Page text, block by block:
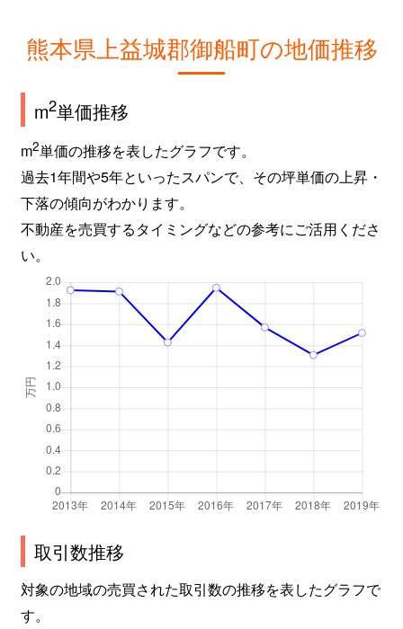
熊本県上益城郡御船町の地価推移
m2単価推移
m2単価の推移を表したグラフです。
過去1年間や5年といったスパンで、その坪単価の上昇・
下落の傾向がわかります。
不動産を売買するタイミングなどの参考にご活用くださ
い。
取引数推移
対象の地域の売買された取引数の推移を表したグラフで
す。